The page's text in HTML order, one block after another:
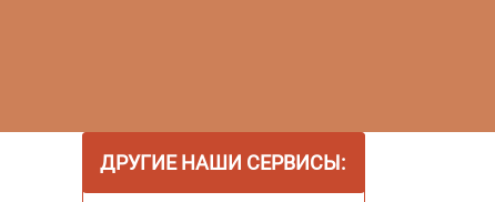
ДРУГИЕ НАШИ СЕРВИСЫ: